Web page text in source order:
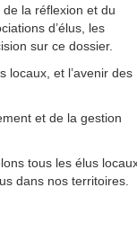
la réflexion et du
d’élus, les
sur ce dossier.
locaux, et l’avenir des
et de la gestion
tous les élus
dans nos territoires.